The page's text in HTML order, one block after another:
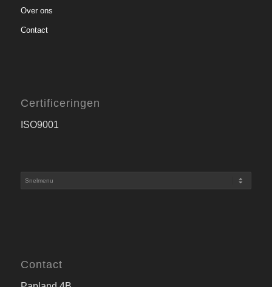
Over ons
Contact
Certificeringen
ISO9001
Contact